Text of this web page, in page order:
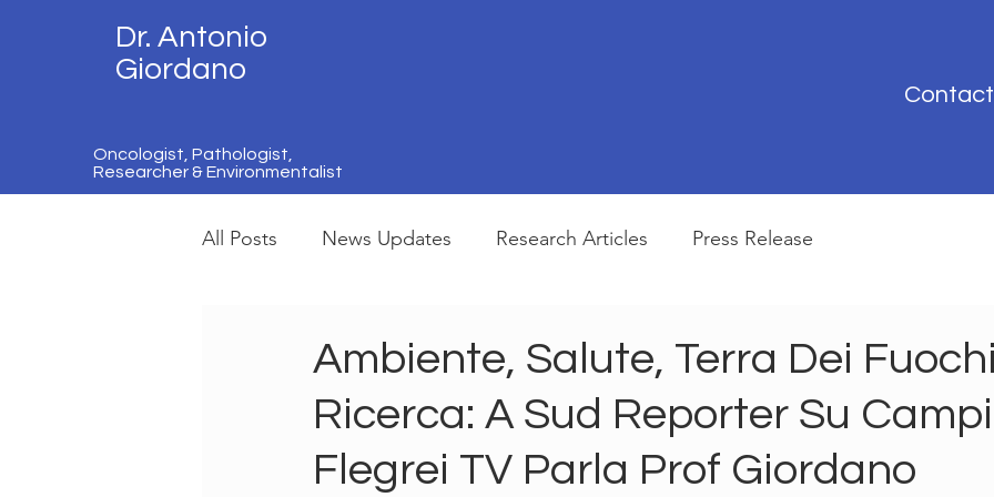
Dr. Antonio
Giordano
Contact
Oncologist, Pathologist,
Researcher & Environmentalist
All Posts News Updates Research Articles Press Release
Ambiente, Salute, Terra Dei
Ricerca: A Sud Reporter Su Campi
Flegrei TV Parla Prof Giordano